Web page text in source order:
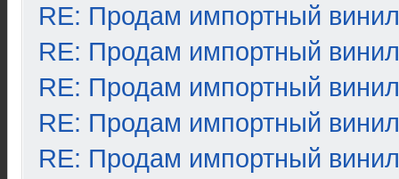
RE: Продам импортный винил
RE: Продам импортный винил
RE: Продам импортный винил
RE: Продам импортный винил
RE: Продам импортный винил